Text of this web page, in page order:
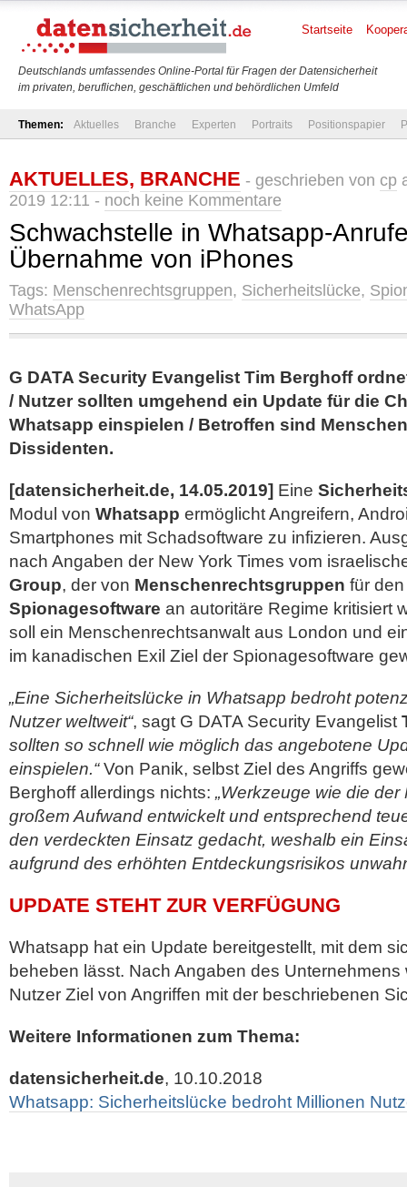
Deutschlands umfassendes Online-Portal für Fragen der Datensicherheit
im privaten, beruflichen, geschäftlichen und behördlichen Umfeld
Startseite
Themen: Aktuelles Branche Experten Portraits Positionspapier
AKTUELLES, BRANCHE - geschrieben von cp
2019 12:11 - noch keine Kommentare
Schwachstelle in Whatsapp-
Übernahme von iPhones
Tags: Menschenrechtsgruppen, Sicherheitslücke,
WhatsApp
G DATA Security Evangelist Tim Berghoff
/ Nutzer sollten umgehend ein Update für die
Whatsapp einspielen / Betroffen sind
Dissidenten.
[datensicherheit.de, 14.05.2019] Eine
Modul von Whatsapp ermöglicht Angreifern,
Smartphones mit Schadsoftware zu infizieren.
nach Angaben der New York Times vom
Group, der von Menschenrechtsgruppen für
Spionagesoftware an autoritäre Regime kritisiert
soll ein Menschenrechtsanwalt aus London und
im kanadischen Exil Ziel der Spionagesoftware
„Eine Sicherheitslücke in Whatsapp bedroht
Nutzer weltweit“, sagt G DATA Security Evangelist
sollten so schnell wie möglich das angebotene
einspielen.“Von Panik, selbst Ziel des Angriffs
Berghoff allerdings nichts: „Werkzeuge wie die
großem Aufwand entwickelt und entsprechend
den verdeckten Einsatz gedacht, weshalb ein
aufgrund des erhöhten Entdeckungsrisikos
UPDATE STEHT ZUR VERFÜGUNG
Whatsapp hat ein Update bereitgestellt, mit dem
beheben lässt. Nach Angaben des
Nutzer Ziel von Angriffen mit der beschriebenen
Weitere Informationen zum Thema:
datensicherheit.de, 10.10.2018
Whatsapp: Sicherheitslücke bedroht Millionen